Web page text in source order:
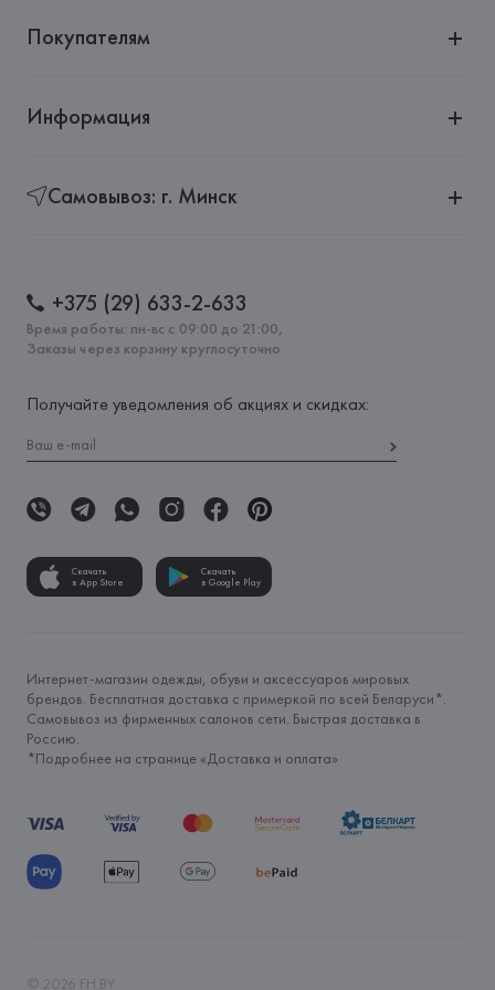
Покупателям
Информация
Самовывоз: г. Минск
+375 (29) 633-2-633
Время работы: пн-вс с 09:00 до 21:00,
Заказы через корзину круглосуточно
Получайте уведомления об акциях и скидках:
Скачать
в App Store
Скачать
в Google Play
Интернет-магазин одежды, обуви и аксессуаров мировых
брендов. Бесплатная доставка с примеркой по всей Беларуси*.
Самовывоз из фирменных салонов сети. Быстрая доставка в
Россию.
*Подробнее на странице «Доставка и оплата»
© 2026 FH.BY